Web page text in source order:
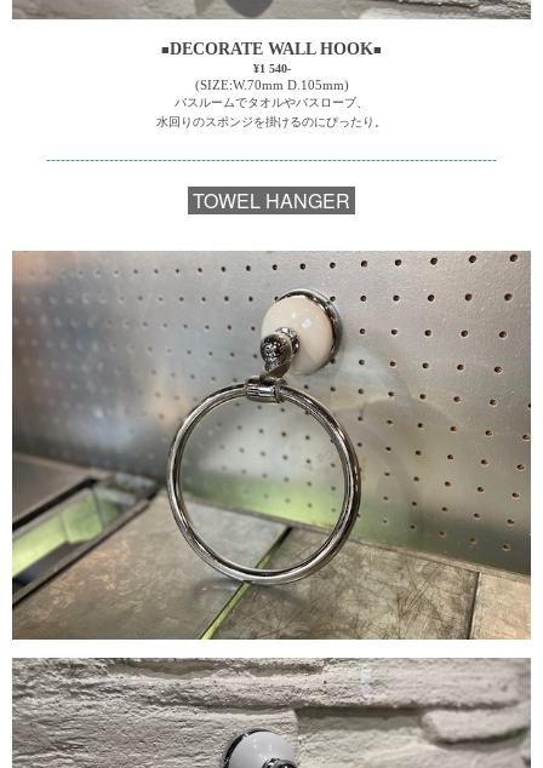
■DECORATE WALL HOOK■
¥1 540-
(SIZE:W.70mm D.105mm)
バスルームでタオルやバスローブ、
水回りのスポンジを掛けるのにぴったり。
---------------------------------------------------------------------------------------------
TOWEL HANGER